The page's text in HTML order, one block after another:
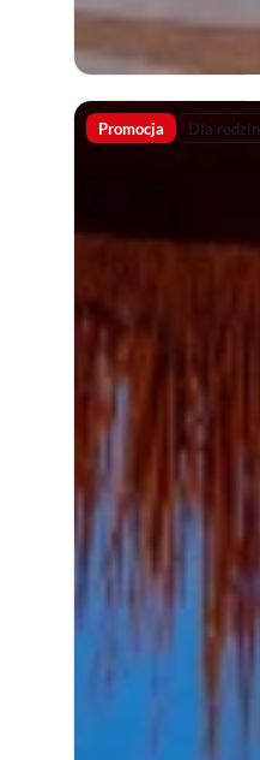
Promocja Dla rodzin